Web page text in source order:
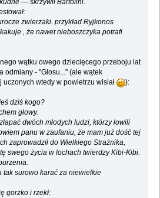
— skrzywił Bartolini.
zwierzaki. przykład Ryjkonos
, że nawet nieboszczyka potrafi
wątku owego dziecięcego przeboju lat
odmiany - "Głosu..." (ale wątek
wtedy w powietrzu wisiał
):
dziś kogo?
głowy.
dwóch młodych ludzi, którzy łowili
panu w zaufaniu, że mam już dość tej
zaprowadził do Wielkiego Strażnika,
swego życia w lochach twierdzy Kibi-Kibi.
surowo karać za niewielkie
gorzko i rzekł: